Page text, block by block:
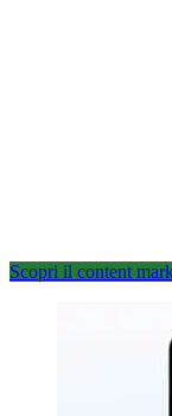
Scopri il content